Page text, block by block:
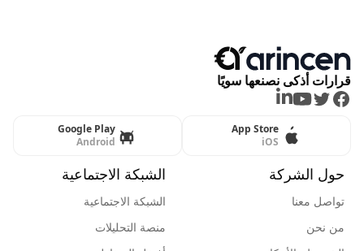
قرارات أذكى نصنعها سويًا
Facebook
Twitter
Youtube
LinkedIn
App Store
iOS
Google Play
Android
حول الشركة
تواصل معنا
من نحن
الشبكة الاجتماعية
الشبكة الاجتماعية
منصة التحليلات